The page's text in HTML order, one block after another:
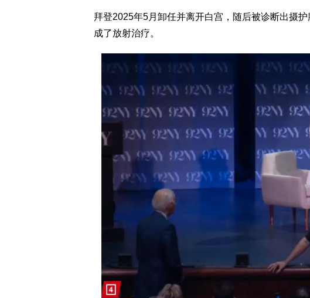
拜登2025年5月卸任并离开白宫，随后被诊断出摄
成了放射治疗。